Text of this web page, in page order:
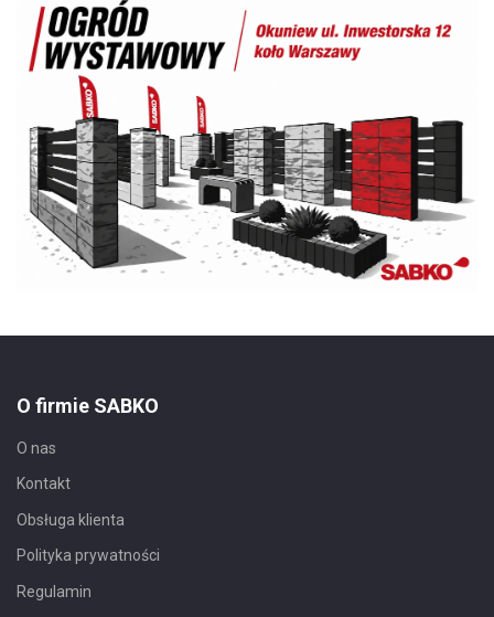
O firmie SABKO
O nas
Kontakt
Obsługa klienta
Polityka prywatności
Regulamin